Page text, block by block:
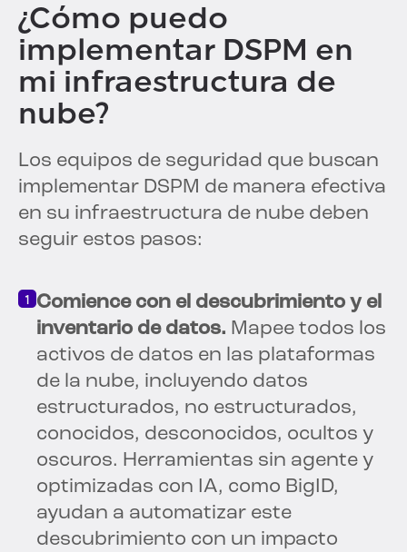
¿Cómo puedo
implementar DSPM en
mi infraestructura de
nube?
Los equipos de seguridad que buscan
implementar DSPM de manera efectiva
en su infraestructura de nube deben
seguir estos pasos:
Comience con el descubrimiento y el
inventario de datos. Mapee todos los
activos de datos en las plataformas
de la nube, incluyendo datos
estructurados, no estructurados,
conocidos, desconocidos, ocultos y
oscuros. Herramientas sin agente y
optimizadas con IA, como BigID,
ayudan a automatizar este
descubrimiento con un impacto